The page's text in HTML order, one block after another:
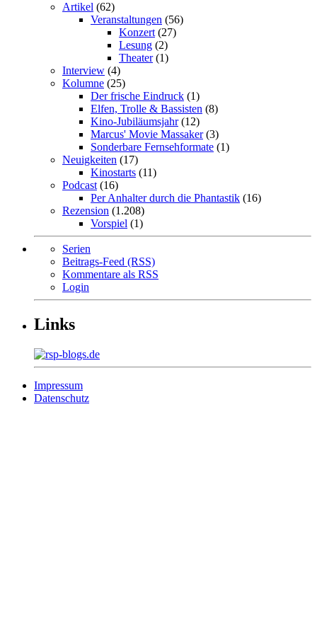
Artikel (62)
Veranstaltungen (56)
Konzert (27)
Lesung (2)
Theater(1)
Interview (4)
Kolumne (25)
Der frische Eindruck (1)
Elfen, Trolle & Bassisten (8)
Kino-Jubiläumsjahr(12)
Marcus' Movie Massaker(3)
Sonderbare Fernsehformate (1)
Neuigkeiten (17)
Kinostarts (11)
Podcast (16)
Per Anhalter durch die Phantastik (16)
Rezension (1.208)
Vorspiel (1)
Serien
Beitrags-Feed (RSS)
Kommentare als RSS
Login
Links
Impressum
Datenschutz